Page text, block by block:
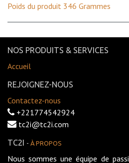
Poids du produit ‎346 Grammes
NOS PRODUITS & SERVICES
Accueil
REJOIGNEZ-NOUS
Contactez-nous
+221774542924
tc2i@tc2i.com
TC2I - À PROPOS
Nous sommes une équipe de